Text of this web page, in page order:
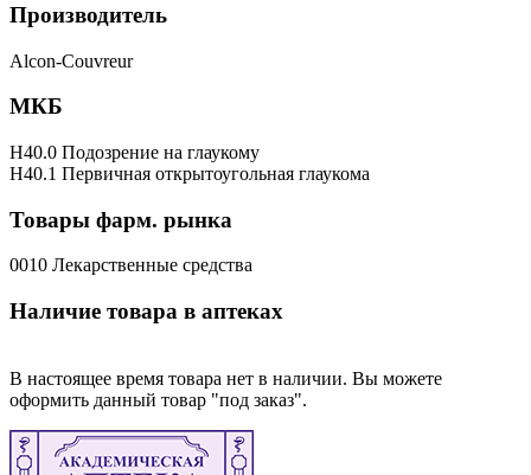
Производитель
Alcon-Couvreur
МКБ
H40.0 Подозрение на глаукому
H40.1 Первичная открытоугольная глаукома
Товары фарм. рынка
0010 Лекарственные средства
Наличие товара в аптеках
В настоящее время товара нет в наличии. Вы можете
оформить данный товар "под заказ".